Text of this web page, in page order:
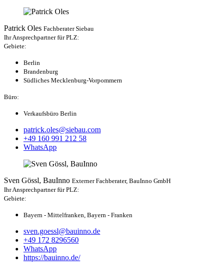
Patrick Oles Fachberater Siebau
Ihr Ansprechpartner für PLZ:
Gebiete:
Berlin
Brandenburg
Südliches Mecklenburg-Vorpommern
Büro:
Verkaufsbüro Berlin
patrick.oles@siebau.com
+49 160 991 212 58
WhatsApp
Sven Gössl, BauInno Externer Fachberater, BauInno GmbH
Ihr Ansprechpartner für PLZ:
Gebiete:
Bayern - Mittelfranken, Bayern - Franken
sven.goessl@bauinno.de
+49 172 8296560
WhatsApp
https://bauinno.de/